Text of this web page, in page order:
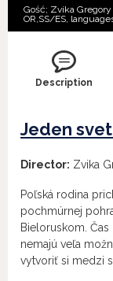
Gość; Zvika
OR, SS/ES,
Description
Jeden
Director: Zvika
Poľská rodina
pochmúrnej
Bieloruskom.
nemajú veľa
vytvoriť si medzi